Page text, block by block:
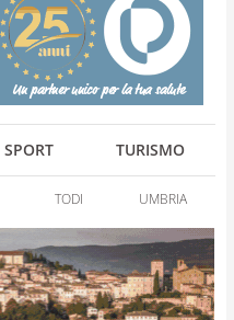
SPORT TURISMO
TODI UMBRIA